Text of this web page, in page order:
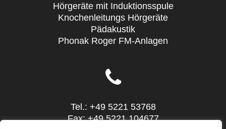
Hörgeräte mit Induktionsspule
Knochenleitungs Hörgeräte
Pädakustik
Phonak Roger FM-Anlagen
Tel.: +49 5221 53768
Fax: +49 5221 104677